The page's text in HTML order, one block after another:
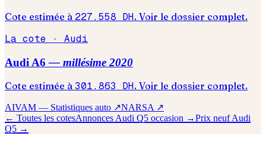
Cote estimée à 227.558 DH. Voir le dossier complet.
La cote · Audi
Audi A6 — millésime 2020
Cote estimée à 301.863 DH. Voir le dossier complet.
AIVAM — Statistiques auto ↗NARSA ↗
← Toutes les cotesAnnonces Audi Q5 occasion →Prix neufAudi
Q5 →